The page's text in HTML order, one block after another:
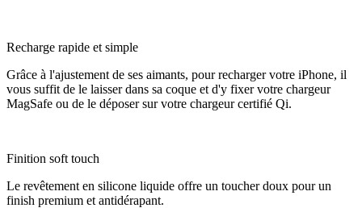
Recharge rapide et simple
Grâce à l'ajustement de ses aimants, pour recharger votre iPhone, il
vous suffit de le laisser dans sa coque et d'y fixer votre chargeur
MagSafe ou de le déposer sur votre chargeur certifié Qi.
Finition soft touch
Le revêtement en silicone liquide offre un toucher doux pour un
finish premium et antidérapant.